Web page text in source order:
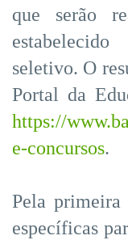
que serão
seletivo. O
Portal da
https://
e-concursos.
Pela primeira
específicas